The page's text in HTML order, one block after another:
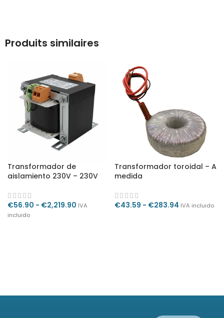
Produits similaires
Transformador de
aislamiento 230V – 230V
€56.90 - €2,219.90 IVA
incluido
Transformador toroidal – A
medida
€43.59 - €283.94 IVA incluido